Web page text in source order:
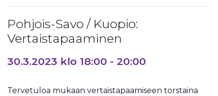
Pohjois-Savo / Kuopio:
Vertaistapaaminen
30.3.2023 klo 18:00 - 20:00
Tervetuloa mukaan vertaistapaamiseen torstaina